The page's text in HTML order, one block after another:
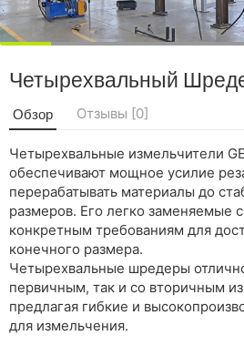
Четырехвальный
Обзор Отзывы [0]
Четырехвальные измельчители
обеспечивают мощное усилие
перерабатывать материалы до
размеров. Его легко заменяемые
конкретным требованиям для
конечного размера.
Четырехвальные шредеры
первичным, так и со вторичным
предлагая гибкие и
для измельчения.